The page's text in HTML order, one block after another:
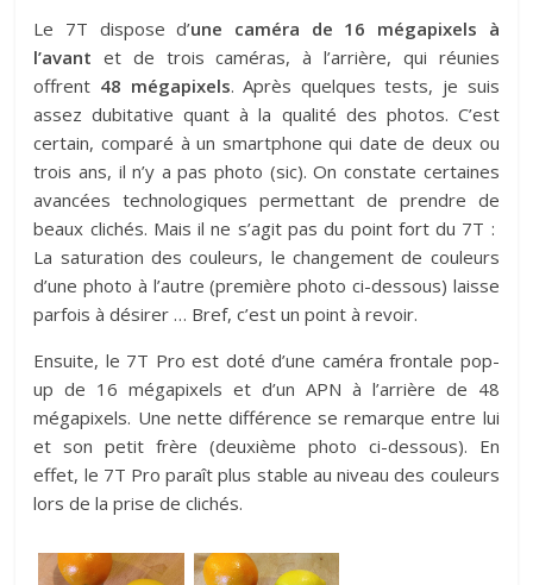
Le 7T dispose d’une caméra de 16 mégapixels à
l’avant et de trois caméras, à l’arrière, qui réunies
offrent 48 mégapixels. Après quelques tests, je suis
assez dubitative quant à la qualité des photos. C’est
certain, comparé à un smartphone qui date de deux ou
trois ans, il n’y a pas photo (sic). On constate certaines
avancées technologiques permettant de prendre de
beaux clichés. Mais il ne s’agit pas du point fort du 7T :
La saturation des couleurs, le changement de couleurs
d’une photo à l’autre (première photo ci-dessous) laisse
parfois à désirer … Bref, c’est un point à revoir.
Ensuite, le 7T Pro est doté d’une caméra frontale pop-
up de 16 mégapixels et d’un APN à l’arrière de 48
mégapixels. Une nette différence se remarque entre lui
et son petit frère (deuxième photo ci-dessous). En
effet, le 7T Pro paraît plus stable au niveau des couleurs
lors de la prise de clichés.